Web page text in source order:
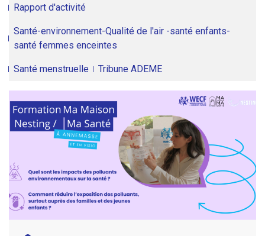
Rapport d'activité
Santé-environnement-Qualité de l'air -santé enfants-
santé femmes enceintes
Santé menstruelle Tribune ADEME